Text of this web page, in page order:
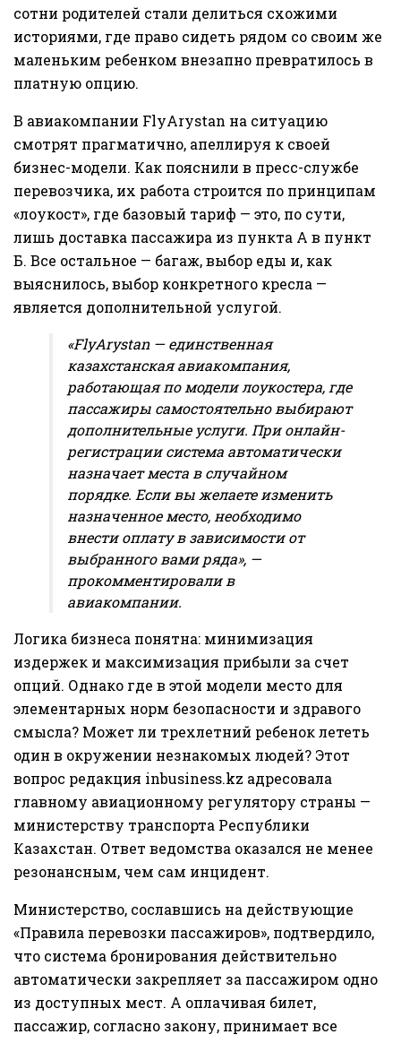
сотни родителей стали делиться схожими
историями, где право сидеть рядом со своим же
маленьким ребенком внезапно превратилось в
платную опцию.
В авиакомпании FlyArystan на ситуацию
смотрят прагматично, апеллируя к своей
бизнес-модели. Как пояснили в пресс-службе
перевозчика, их работа строится по принципам
«лоукост», где базовый тариф — это, по сути,
лишь доставка пассажира из пункта А в пункт
Б. Все остальное — багаж, выбор еды и, как
выяснилось, выбор конкретного кресла —
является дополнительной услугой.
«FlyArystan — единственная
казахстанская авиакомпания,
работающая по модели лоукостера, где
пассажиры самостоятельно выбирают
дополнительные услуги. При онлайн-
регистрации система автоматически
назначает места в случайном
порядке. Если вы желаете изменить
назначенное место, необходимо
внести оплату в зависимости от
выбранного вами ряда», —
прокомментировали в
авиакомпании.
Логика бизнеса понятна: минимизация
издержек и максимизация прибыли за счет
опций. Однако где в этой модели место для
элементарных норм безопасности и здравого
смысла? Может ли трехлетний ребенок лететь
один в окружении незнакомых людей? Этот
вопрос редакция inbusiness.kz адресовала
главному авиационному регулятору страны —
министерству транспорта Республики
Казахстан. Ответ ведомства оказался не менее
резонансным, чем сам инцидент.
Министерство, сославшись на действующие
«Правила перевозки пассажиров», подтвердило,
что система бронирования действительно
автоматически закрепляет за пассажиром одно
из доступных мест. А оплачивая билет,
пассажир, согласно закону, принимает все